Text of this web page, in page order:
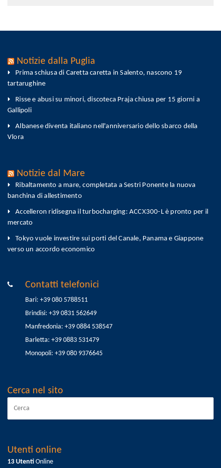
Notizie dalla Puglia
Prima schiusa di Caretta caretta in Salento, nascono 19
tartarughine
Risse e abusi su minori, discoteca Praja chiusa per 15 giorni a
Gallipoli
Albanese diventa italiano nell'anniversario dello sbarco della
Vlora
Notizie dal Mare
Ribaltamento a mare, completata a Sestri Ponente la nuova
banchina di allestimento
Accelleron ridisegna il turbocharging: ACCX300-L è pronto per il
mercato
Tokyo vuole investire sui porti del Canale, Panama e Giappone
verso un accordo economico
Contatti telefonici
Bari: +39 080 5788511
Brindisi: +39 0831 562649
Manfredonia: +39 0884 538547
Barletta: +39 0883 531479
Monopoli: +39 080 9376645
Cerca nel sito
Utenti online
13 Utenti Online